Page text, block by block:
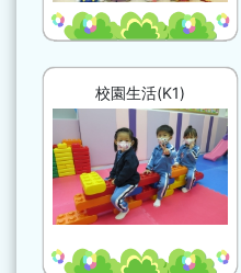
校園生活(K1)